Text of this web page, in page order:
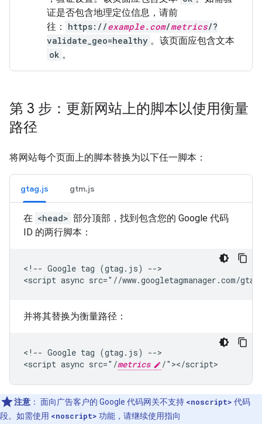
证是否包含地理定位信息，请前
往：
https://example.com/metrics/?
validate_geo=healthy 。该页面应包含文本
ok 。
第 3 步：更新网站上的脚本以使用衡量
路径
将网站每个页面上的脚本替换为以下任一脚本：
gtag.js gtm.js
在 <head> 部分顶部，找到包含您的 Google 代码
ID 的两行脚本：
<!-- Google tag (gtag.js) -->
<script async src="//www.googletagmanager.com/
并将其替换为衡量路径：
<!-- Google tag (gtag.js) -->
<script async src="/metrics
注意 ： 面向广告客户的 Google 代码网关不支持 <noscript> 代码
段。如需使用 <noscript> 功能，请继续使用指向